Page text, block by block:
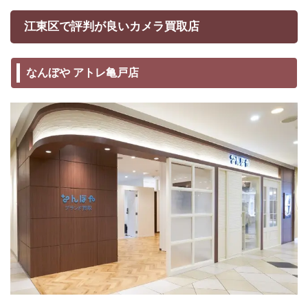
江東区で評判が良いカメラ買取店
なんぼや アトレ亀戸店